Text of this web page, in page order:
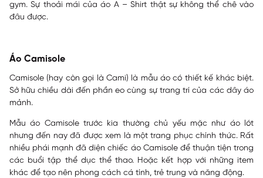
gym. Sự thoải mái của áo A – Shirt thật sự không thể chê vào
đâu được.
Áo Camisole
Camisole (hay còn gọi là Cami) là mẫu áo có thiết kế khác biệt.
Sở hữu chiều dài đến phần eo cùng sự trang trí của các dây áo
mảnh.
Mẫu áo Camisole trước kia thường chủ yếu mặc như áo lót
nhưng đến nay đã được xem là một trang phục chính thức. Rất
nhiều phái mạnh đã diện chiếc áo Camisole để thuận tiện trong
các buổi tập thể dục thể thao. Hoặc kết hợp với những item
khác để tạo nên phong cách cá tính, trẻ trung và năng động.